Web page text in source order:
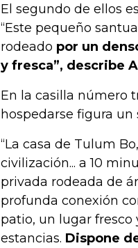
El segundo de ellos
“Este pequeño
rodeado por un
y fresca”, describe
En la casilla número
hospedarse figura
“La casa de Tulum
civilización... a 10
privada rodeada de
profunda conexión
patio, un lugar fresco
estancias. Dispone